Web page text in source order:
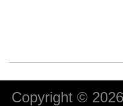
Copyright ©